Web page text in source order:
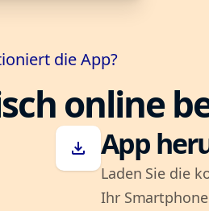
die App?
online
download App
Laden Sie die
Ihr